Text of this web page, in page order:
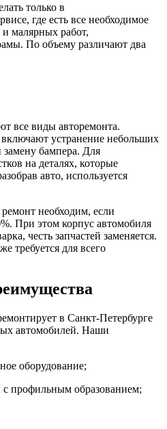
только в
где есть все необходимое
малярных работ,
По объему различают два
все виды авторемонта.
устранение небольших
замену бампера. Для
на деталях, которые
авто, используется
необходим, если
При этом корпус автомобиля
честь запчастей заменяется.
требуется для всего
в Санкт-Петербурге
автомобилей. Наши
оборудование;
профильным образованием;